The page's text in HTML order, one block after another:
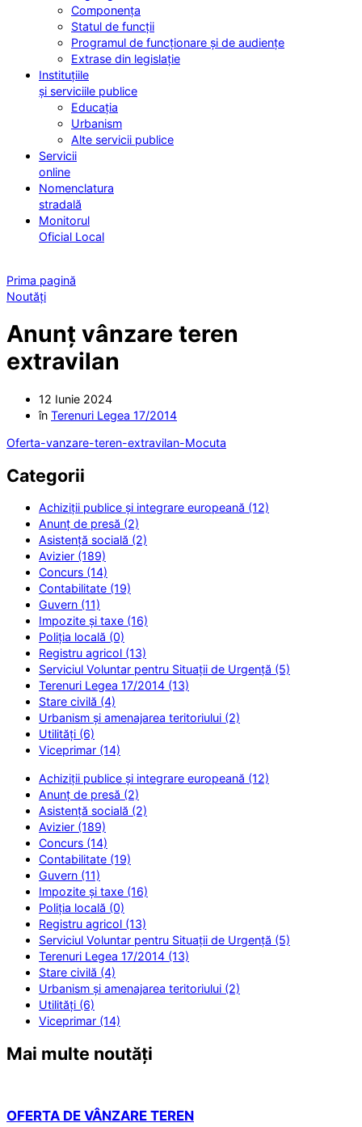
Componența
Statul de funcții
Programul de funcționare și de audiențe
Extrase din legislație
Instituțiile
și serviciile publice
Educația
Urbanism
Alte servicii publice
Servicii
online
Nomenclatura
stradală
Monitorul
Oficial Local
Prima pagină
Noutăți
Anunț vânzare teren
extravilan
12 Iunie 2024
în Terenuri Legea 17/2014
Oferta-vanzare-teren-extravilan-Mocuta
Categorii
Achiziții publice și integrare europeană (12)
Anunț de presă (2)
Asistență socială (2)
Avizier (189)
Concurs (14)
Contabilitate (19)
Guvern (11)
Impozite și taxe (16)
Poliția locală (0)
Registru agricol (13)
Serviciul Voluntar pentru Situații de Urgență (5)
Terenuri Legea 17/2014 (13)
Stare civilă (4)
Urbanism și amenajarea teritoriului (2)
Utilități (6)
Viceprimar (14)
Achiziții publice și integrare europeană (12)
Anunț de presă (2)
Asistență socială (2)
Avizier (189)
Concurs (14)
Contabilitate (19)
Guvern (11)
Impozite și taxe (16)
Poliția locală (0)
Registru agricol (13)
Serviciul Voluntar pentru Situații de Urgență (5)
Terenuri Legea 17/2014 (13)
Stare civilă (4)
Urbanism și amenajarea teritoriului (2)
Utilități (6)
Viceprimar (14)
Mai multe noutăți
OFERTA DE VÂNZARE TEREN